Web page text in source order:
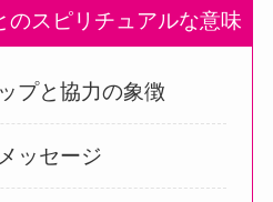
のスピリチュアルな意味
プと協力の象徴
ッセージ